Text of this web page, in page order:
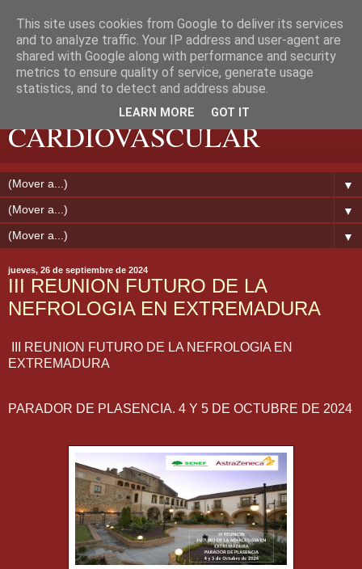
EXTREMADURA
CARDIOVASCULAR
▼
▼
▼
jueves, 26 de septiembre de 2024
III REUNION FUTURO DE LA
NEFROLOGIA EN EXTREMADURA
III REUNION FUTURO DE LA NEFROLOGIA EN
EXTREMADURA
PARADOR DE PLASENCIA. 4 Y 5 DE OCTUBRE DE 2024
This site uses cookies from Google to deliver its services
and to analyze traffic. Your IP address and user-agent are
shared with Google along with performance and security
metrics to ensure quality of service, generate usage
statistics, and to detect and address abuse.
LEARN MORE GOT IT